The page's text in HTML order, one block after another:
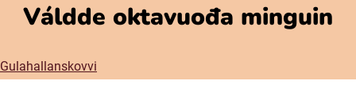
Váldde oktavuođa minguin
Gulahallanskovvi